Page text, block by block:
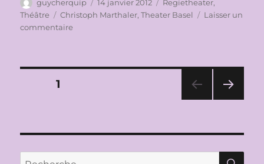
guycherquip
le
14 janvier 2012 Regietheater,
Théâtre
Étiquettes
Christoph Marthaler,Theater Basel
Laisser un
commentairesur
JANVIER
2012:
Pagination
publications
PAGE1
ANT
E
Recherche